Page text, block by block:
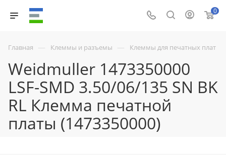
0
Главная — Клеммы и разъемы — Клеммы для печатных плат
Weidmuller 1473350000
LSF-SMD 3.50/06/135 SN BK
RL Клемма печатной
платы (1473350000)